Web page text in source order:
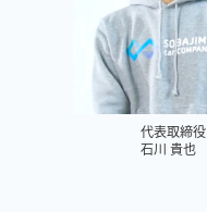
代表取締役
石川 貴也